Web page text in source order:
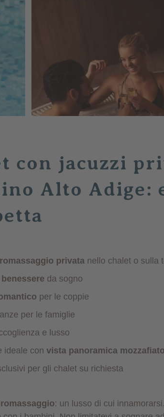
con jacuzzi
Alto Adige:
privata nello chalet o sulla
da sogno
per le coppie
per le famiglie
e lusso
ideale con vista panoramica mozzafiato
per gli chalet su richiesta
: un lusso di cui